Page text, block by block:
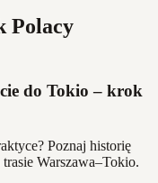
Polacy
do Tokio – krok
Poznaj historię
Warszawa–Tokio.